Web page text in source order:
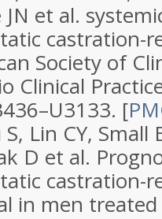
JN et al.
castration-
Society of
Clinical
[
Lin CY, Small
D et al.
castration-
in men